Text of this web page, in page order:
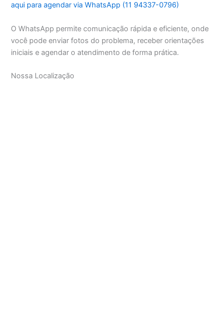
aqui para agendar via WhatsApp (11 94337-0796)
O WhatsApp permite comunicação rápida e eficiente, onde
você pode enviar fotos do problema, receber orientações
iniciais e agendar o atendimento de forma prática.
Nossa Localização